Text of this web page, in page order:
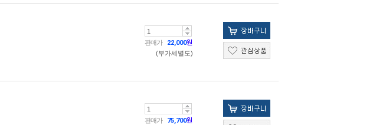
판매가 22,000원
(부가세별도)
판매가 75,700원